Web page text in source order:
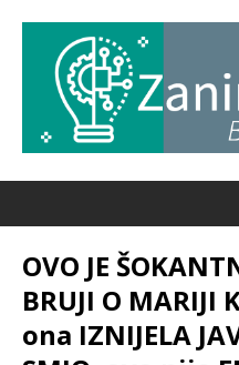
OVO JE
BRUJI O MARIJI
ona IZNIJELA